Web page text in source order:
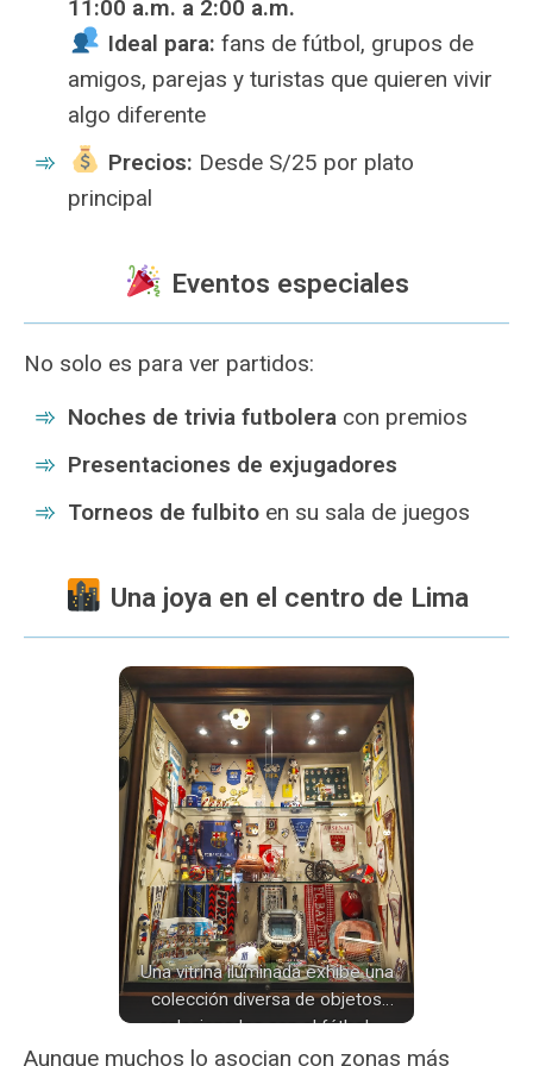
11:00 a.m. a 2:00 a.m.
Ideal para: fans de fútbol, grupos de
amigos, parejas y turistas que quieren vivir
algo diferente
Precios: Desde S/25 por plato
principal
Eventos especiales
No solo es para ver partidos:
Noches de trivia futbolera con premios
Presentaciones de exjugadores
Torneos de fulbito en su sala de juegos
Una joya en el centro de Lima
Una vitrina iluminada exhibe una
colección diversa de objetos
relacionados con el fútbol:
camisetas de equipos
Aunque muchos lo asocian con zonas más